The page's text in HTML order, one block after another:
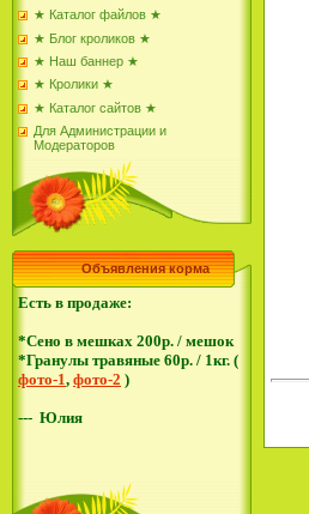
★ Каталог файлов ★
★ Блог кроликов ★
★ Наш баннер ★
★ Кролики ★
★ Каталог сайтов ★
Для Администрации и
Модераторов
Объявления корма
Есть в продаже:
*Сено в мешках 200р. / мешок
*Гранулы травяные 60р. / 1кг. (
фото-1, фото-2 )
--- Юлия